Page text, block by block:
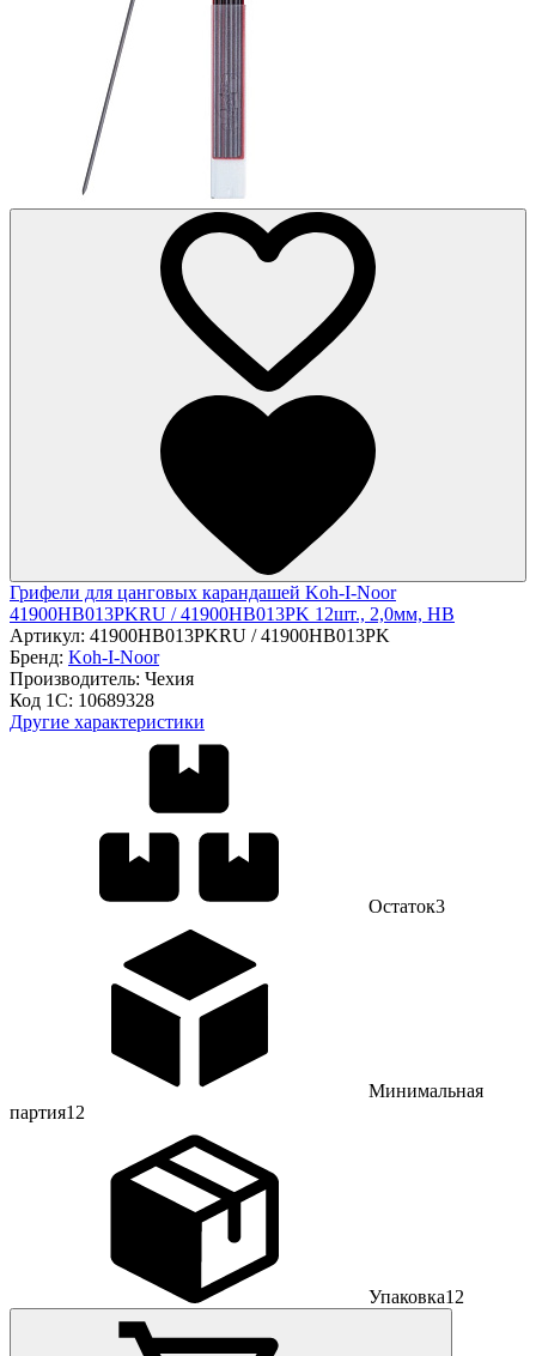
Грифели для цанговых карандашей Koh-I-Noor
41900HB013PKRU / 41900HB013PK 12шт., 2,0мм, HB
Артикул: 41900HB013PKRU / 41900HB013PK
Бренд: Koh-I-Noor
Производитель: Чехия
Код 1С: 10689328
Другие характеристики
Остаток3
Минимальная
партия12
Упаковка12